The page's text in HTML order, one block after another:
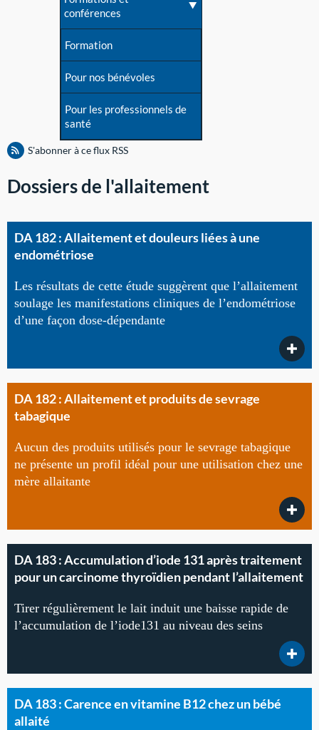
conférences
Formation
Pour nos bénévoles
Pour les professionnels de
santé
S'abonner à ce flux RSS
Dossiers de l'allaitement
DA 182 : Allaitement et douleurs liées à une
endométriose
Les résultats de cette étude suggèrent que l’allaitement
soulage les manifestations cliniques de l’endométriose
d’une façon dose-dépendante
DA 182 : Allaitement et produits de sevrage
tabagique
Aucun des produits utilisés pour le sevrage tabagique
ne présente un profil idéal pour une utilisation chez une
mère allaitante
DA 183 : Accumulation d’iode 131 après traitement
pour un carcinome thyroïdien pendant l’allaitement
Tirer régulièrement le lait induit une baisse rapide de
l’accumulation de l’iode131 au niveau des seins
DA 183 : Carence en vitamine B12 chez un bébé
allaité